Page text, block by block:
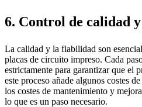
6. Control de calidad
La calidad y la fiabilidad son
placas de circuito impreso. Cada
estrictamente para garantizar que el
este proceso añade algunos costes
los costes de mantenimiento y
lo que es un paso necesario.